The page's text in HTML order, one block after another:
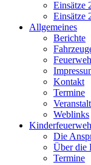
Einsätze
Einsätze
Allgemeines
Berichte
Kontakt
Termine
Weblinks
Die
Über die
Termine